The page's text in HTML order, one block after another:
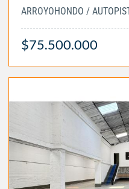
ARROYOHONDO /
$75.500.000